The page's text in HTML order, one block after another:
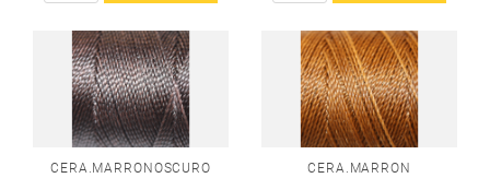
CERA.MARRONOSCURO CERA.MARRON